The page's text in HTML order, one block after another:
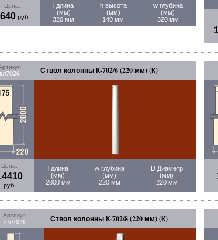
Цена:
руб.
l длина
(мм)
320 мм
h высота
(мм)
140 мм
w глубина
(мм)
320 мм
Ствол колонны К-702/6 (220 мм) (К)
Цена:
руб.
l длина
(мм)
2000 мм
w глубина
(мм)
220 мм
D Диаметр
(мм)
220 мм
Артикул
кл7028 Ствол колонны К-702/8 (220 мм) (К)